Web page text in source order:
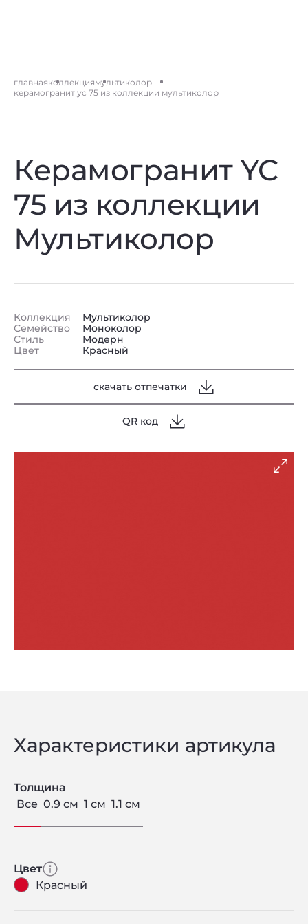
главнаяколлекциямультиколор
керамогранит yc 75 из коллекции мультиколор
Керамогранит YC
75 из коллекции
Мультиколор
Коллекция
Семейство
Стиль
Цвет
Мультиколор
Моноколор
Модерн
Красный
скачать отпечатки
QR код
Характеристики артикула
Толщина
Все 0.9 см 1 см 1.1 см
Цвет
Красный